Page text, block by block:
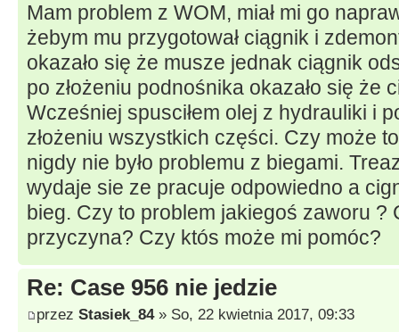
Mam problem z WOM, miał mi go
żebym mu przygotował ciągnik i
okazało się że musze jednak ciągnik
po złożeniu podnośnika okazało się że
Wcześniej spusciłem olej z hydrauliki i
złożeniu wszystkich części. Czy może
nigdy nie było problemu z biegami.
wydaje sie ze pracuje odpowiedno a
bieg. Czy to problem jakiegoś zaworu ?
przyczyna? Czy któs może mi pomóc?
Re: Case 956 nie jedzie
przez Stasiek_84» So, 22 kwietnia 2017, 09:33